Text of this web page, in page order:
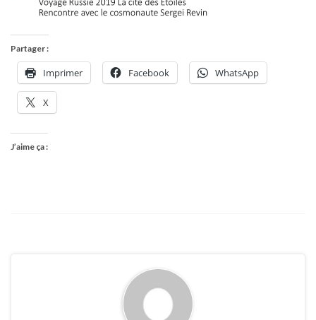
Partager :
Imprimer Facebook WhatsApp
X
J’aime ça :